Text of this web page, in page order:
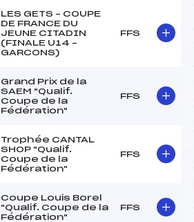
LES GETS – COUPE
DE FRANCE DU
JEUNE CITADIN
(FINALE U14 –
GARCONS)
FFS
Grand Prix de la
SAEM "Qualif.
Coupe de la
Fédération"
FFS
Trophée CANTAL
SHOP "Qualif.
Coupe de la
Fédération"
FFS
Coupe Louis Borel
"Qualif. Coupe de la
Fédération"
FFS